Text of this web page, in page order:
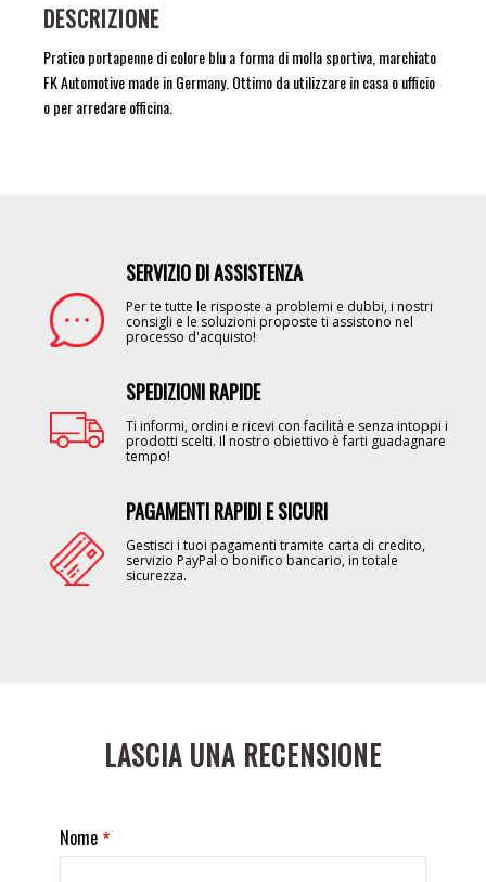
DESCRIZIONE
Pratico portapenne di colore blu a forma di molla sportiva, marchiato
FK Automotive made in Germany. Ottimo da utilizzare in casa o ufficio
o per arredare officina.
SERVIZIO DI ASSISTENZA
Per te tutte le risposte a problemi e dubbi, i nostri
consigli e le soluzioni proposte ti assistono nel
processo d'acquisto!
SPEDIZIONI RAPIDE
Ti informi, ordini e ricevi con facilità e senza intoppi i
prodotti scelti. Il nostro obiettivo è farti guadagnare
tempo!
PAGAMENTI RAPIDI E SICURI
Gestisci i tuoi pagamenti tramite carta di credito,
servizio PayPal o bonifico bancario, in totale
sicurezza.
LASCIA UNA RECENSIONE
Nome